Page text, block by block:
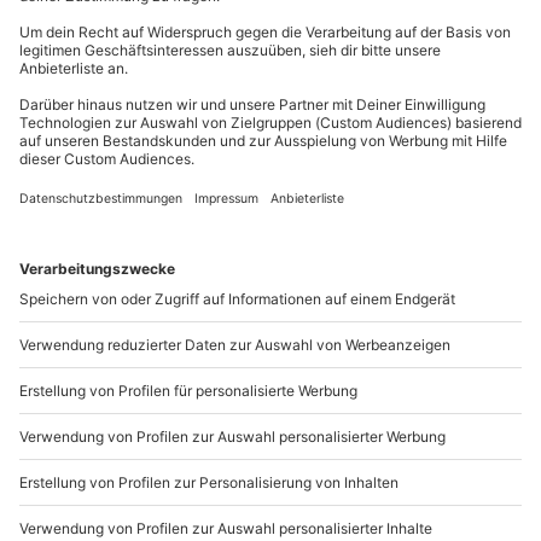
und Tradition.
Ausrüstung & Kleidung
Mitzubringen: Kopfbedeckung für männliche
Teilnehmer (Besuch des ältesten jüdischen
Friedhofs), wetterfeste Kleidung
Teilnehmer
Begleitperson möglich (gegen Gebühr,
Mindestalter: 18 Jahre)
Du erreichst uns telefonisch zu folgenden Zeiten,
außer an bundesweiten Feiertagen:
Mo-Fr: 8-20 Uhr | Sa: 10-16 Uhr
089 / 21 12 90 20
Mo-Fr: 9-17 Uhr
b2b@mydays.de
www.b2b.mydays.de/
Artikelnummer